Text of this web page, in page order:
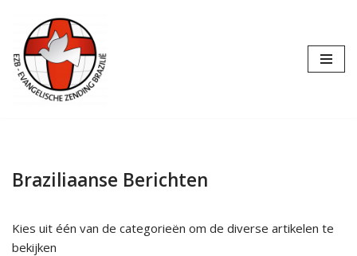
Ga
naar
de
inhoud
Braziliaanse Berichten
Kies uit één van de categorieën om de diverse artikelen te
bekijken